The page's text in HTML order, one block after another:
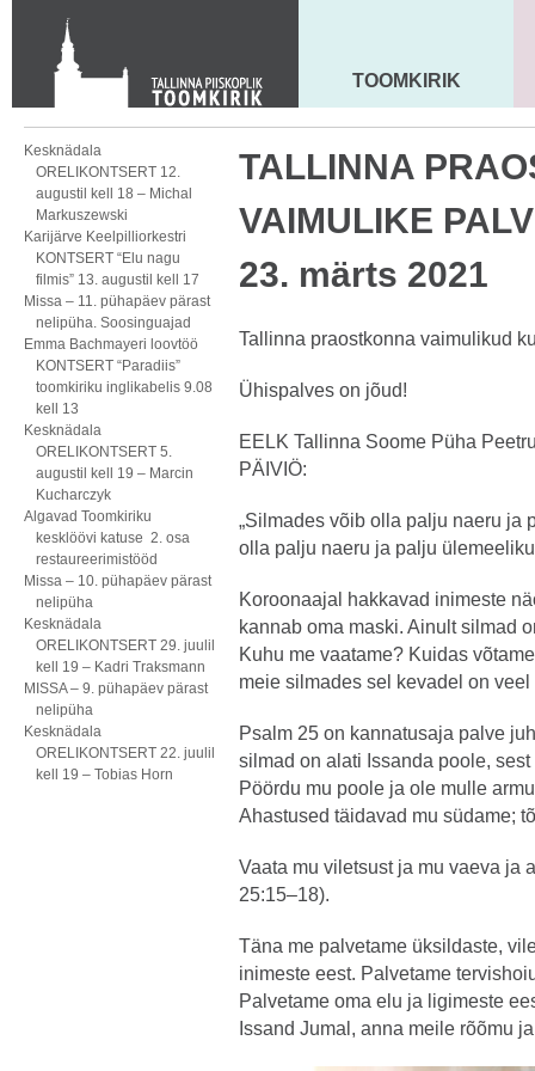
Toom-Kooli 6, 10130 TALLINN
tallinna.toom
+372 644 4140
MAARJA KIRIK
TOOMKIRIK
Kesknädala
ORELIKONTSERT 12.
augustil kell 18 – Michal
Markuszewski
Karijärve Keelpilliorkestri
KONTSERT “Elu nagu
filmis” 13. augustil kell 17
Missa – 11. pühapäev pärast
nelipüha. Soosinguajad
Emma Bachmayeri loovtöö
KONTSERT “Paradiis”
toomkiriku inglikabelis 9.08
kell 13
Kesknädala
ORELIKONTSERT 5.
augustil kell 19 – Marcin
Kucharczyk
Algavad Toomkiriku
kesklöövi katuse 2. osa
restaureerimistööd
Missa – 10. pühapäev pärast
nelipüha
Kesknädala
ORELIKONTSERT 29. juulil
kell 19 – Kadri Traksmann
MISSA – 9. pühapäev pärast
nelipüha
Kesknädala
ORELIKONTSERT 22. juulil
kell 19 – Tobias Horn
TALLINNA
VAIMULIKE
23. märts 2021
Tallinna praostkonna vaimulikud
Ühispalves on jõud!
EELK Tallinna Soome Püha
PÄIVIÖ:
„Silmades võib olla palju naeru ja
olla palju naeru ja palju
Koroonaajal hakkavad inimeste
kannab oma maski. Ainult silmad
Kuhu me vaatame? Kuidas
meie silmades sel kevadel on
Psalm 25 on kannatusaja palve
silmad on alati Issanda poole,
Pöördu mu poole ja ole mulle
Ahastused täidavad mu südame;
Vaata mu viletsust ja mu vaeva ja
25:15–18).
Täna me palvetame üksildaste,
inimeste eest. Palvetame
Palvetame oma elu ja ligimeste
Issand Jumal, anna meile rõõmu